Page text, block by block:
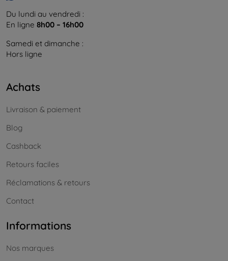
Du lundi au vendredi :
En ligne 8h00 – 16h00
Samedi et dimanche :
Hors ligne
Achats
Livraison & paiement
Blog
Cashback
Retours faciles
Réclamations & retours
Contact
Informations
Nos marques